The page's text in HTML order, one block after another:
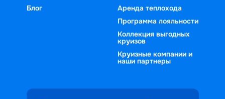
Блог
Аренда теплохода
Программа лояльности
Коллекция выгодных
круизов
Круизные компании и
наши партнеры